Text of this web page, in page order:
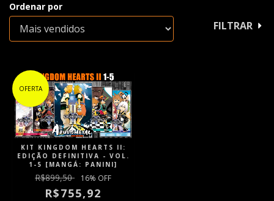
Ordenar por
FILTRAR
OFERTA
KIT KINGDOM HEARTS II:
EDIÇÃO DEFINITIVA - VOL.
1-5 [MANGÁ: PANINI]
R$899,50 16% OFF
R$755,92